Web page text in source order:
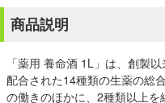
商品説明
「薬用 養命酒 1L」は、創製
配合された14種類の生薬の総
の働きのほかに、2種類以上